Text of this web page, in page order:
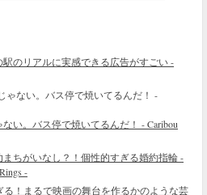
のリアルに実感できる広告がすごい -
い。バス停で焼いてるんだ！ - Caribou
ちがいなし？！個性的すぎる婚約指輪 -
-
る！まるで映画の舞台を作るかのような芸